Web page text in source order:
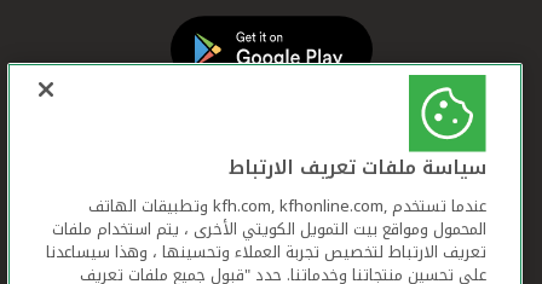
سياسة ملفات تعريف الارتباط
عندما تستخدم ,kfh.com, kfhonline.com وتطبيقات الهاتف
المحمول ومواقع بيت التمويل الكويتي الأخرى ، يتم استخدام ملفات
تعريف الارتباط لتخصيص تجربة العملاء وتحسينها ، وهذا سيساعدنا
على تحسين منتجاتنا وخدماتنا. حدد "قبول جميع ملفات تعريف